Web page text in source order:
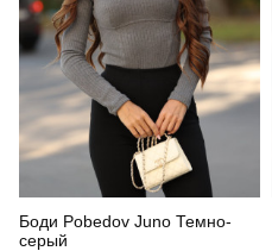
Склад тканини
Боди Pobedov Juno Темно-
серый